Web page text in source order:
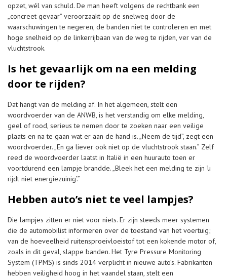
opzet, wél van schuld. De man heeft volgens de rechtbank een
„concreet gevaar” veroorzaakt op de snelweg door de
waarschuwingen te negeren, de banden niet te controleren en met
hoge snelheid op de linkerrijbaan van de weg te rijden, ver van de
vluchtstrook.
Is het gevaarlijk om na een melding
door te rijden?
Dat hangt van de melding af. In het algemeen, stelt een
woordvoerder van de ANWB, is het verstandig om elke melding,
geel of rood, serieus te nemen door te zoeken naar een veilige
plaats en na te gaan wat er aan de hand is. „Neem de tijd”, zegt een
woordvoerder. „En ga liever ook niet op de vluchtstrook staan.” Zelf
reed de woordvoerder laatst in Italië in een huurauto toen er
voortdurend een lampje brandde. „Bleek het een melding te zijn ‘u
rijdt niet energiezuinig’.”
Hebben auto’s niet te veel lampjes?
Die lampjes zitten er niet voor niets. Er zijn steeds meer systemen
die de automobilist informeren over de toestand van het voertuig;
van de hoeveelheid ruitensproeivloeistof tot een kokende motor of,
zoals in dit geval, slappe banden. Het Tyre Pressure Monitoring
System (TPMS) is sinds 2014 verplicht in nieuwe auto’s. Fabrikanten
hebben veiligheid hoog in het vaandel staan, stelt een